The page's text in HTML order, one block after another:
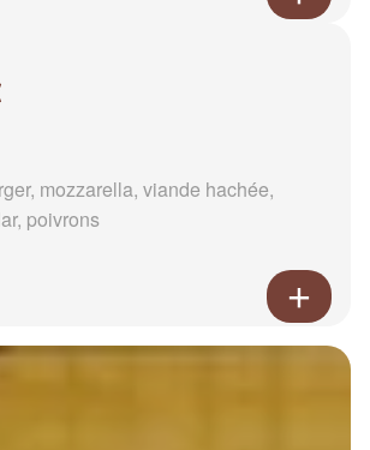
mozzarella, viande hachée,
poivrons